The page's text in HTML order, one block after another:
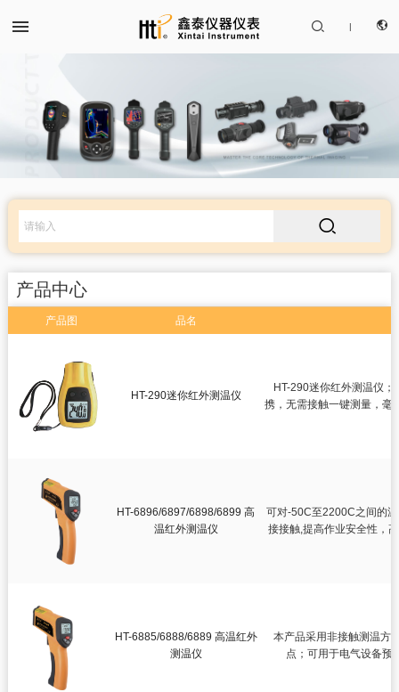
产品中心
服务支持
关于我们
 | 

产品中心
红外热成像仪
红外测温仪
 红外测温仪
双激光红外测温仪
迷你红外测温仪
智慧健康
测绘测距仪
产品图 品名
HT-290迷你红外测温仪
HT-290迷你红外测温仪
携，无需接触一键测量，毫
HT-6896/6897/6898/6899 高
温红外测温仪
可对-50C至2200C之间的
接接触,提高作业安全性，
HT-6885/6888/6889 高温红外
测温仪
本产品采用非接触测温方
点；可用于电气设备预